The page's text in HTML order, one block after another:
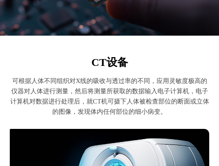
CT设备
可根据人体不同组织对X线的吸收与透过率的不同，应用灵敏度极高的
仪器对人体进行测量，然后将测量所获取的数据输入电子计算机，电子
计算机对数据进行处理后，就CT机可摄下人体被检查部位的断面或立体
的图像，发现体内任何部位的细小病变。